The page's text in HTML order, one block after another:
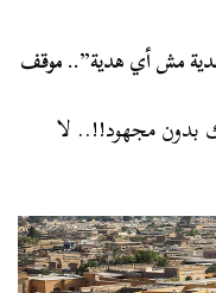
“هدية مش أي هدية”.. موقف
بدون مجهود!!.. لا